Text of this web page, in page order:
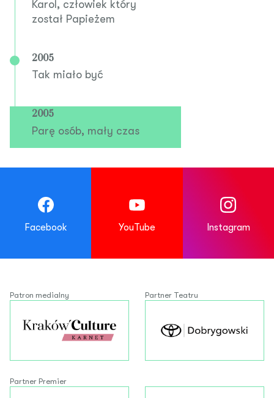
Karol, człowiek który
został Papieżem
2005
Tak miało być
2005
Parę osób, mały czas
Facebook YouTube Instagram
Patron medialny Partner Teatru
Partner Premier